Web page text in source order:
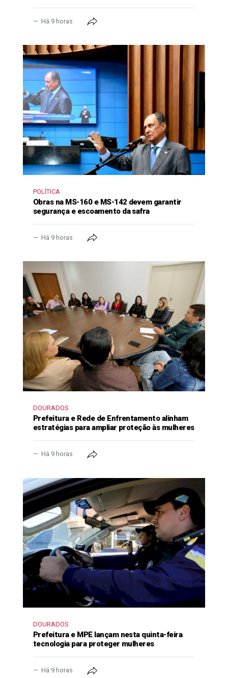
Há 9 horas
POLÍTICA
Obras na MS-160 e MS-142 devem garantir
segurança e escoamento da safra
Há 9 horas
DOURADOS
Prefeitura e Rede de Enfrentamento alinham
estratégias para ampliar proteção às mulheres
Há 9 horas
DOURADOS
Prefeitura e MPE lançam nesta quinta-feira
tecnologia para proteger mulheres
Há 9 horas